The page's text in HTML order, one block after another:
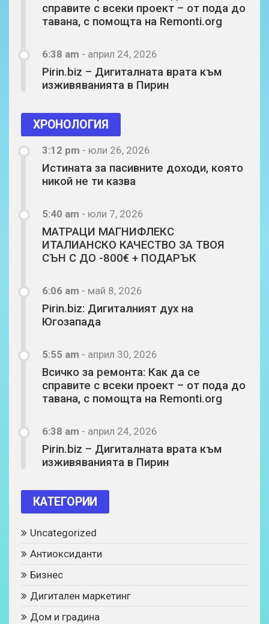
справите с всеки проект – от пода до
тавана, с помощта на Remonti.org
6:38 am - април 24, 2026
Pirin.biz – Дигиталната врата към
изживяванията в Пирин
ХРОНОЛОГИЯ
3:12 pm - юли 26, 2026
Истината за пасивните доходи, която
никой не ти казва
5:40 am - юли 7, 2026
МАТРАЦИ МАГНИФЛЕКС
ИТАЛИАНСКО КАЧЕСТВО ЗА ТВОЯ
СЪН С ДО -800€ + ПОДАРЪК
6:06 am - май 8, 2026
Pirin.biz: Дигиталният дух на
Югозапада
5:55 am - април 30, 2026
Всичко за ремонта: Как да се
справите с всеки проект – от пода до
тавана, с помощта на Remonti.org
6:38 am - април 24, 2026
Pirin.biz – Дигиталната врата към
изживяванията в Пирин
КАТЕГОРИИ
Uncategorized
Антиоксиданти
Бизнес
Дигитален маркетинг
Дом и градина